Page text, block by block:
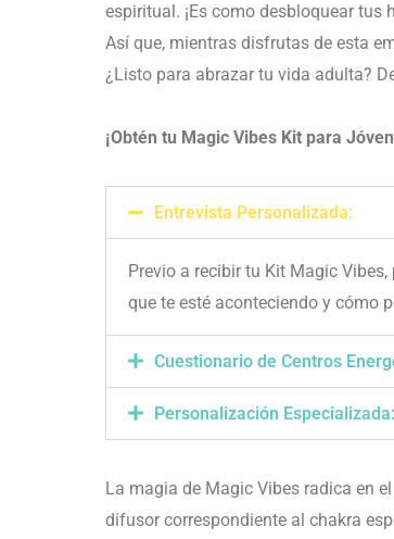
espiritual. ¡Es como desbloquear tus
Así que, mientras disfrutas de esta
¿Listo para abrazar tu vida adulta?
¡Obtén tu Magic Vibes Kit para
Entrevista Personalizada:
Previo a recibir tu Kit Magic
que te esté aconteciendo y cómo
Cuestionario de Centros
Personalización Especializada:
La magia de Magic Vibes radica en
difusor correspondiente al chakra